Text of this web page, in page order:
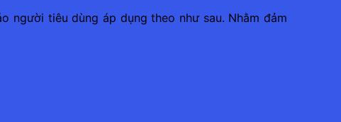
người tiêu dùng áp dụng theo như sau. Nhằm đảm